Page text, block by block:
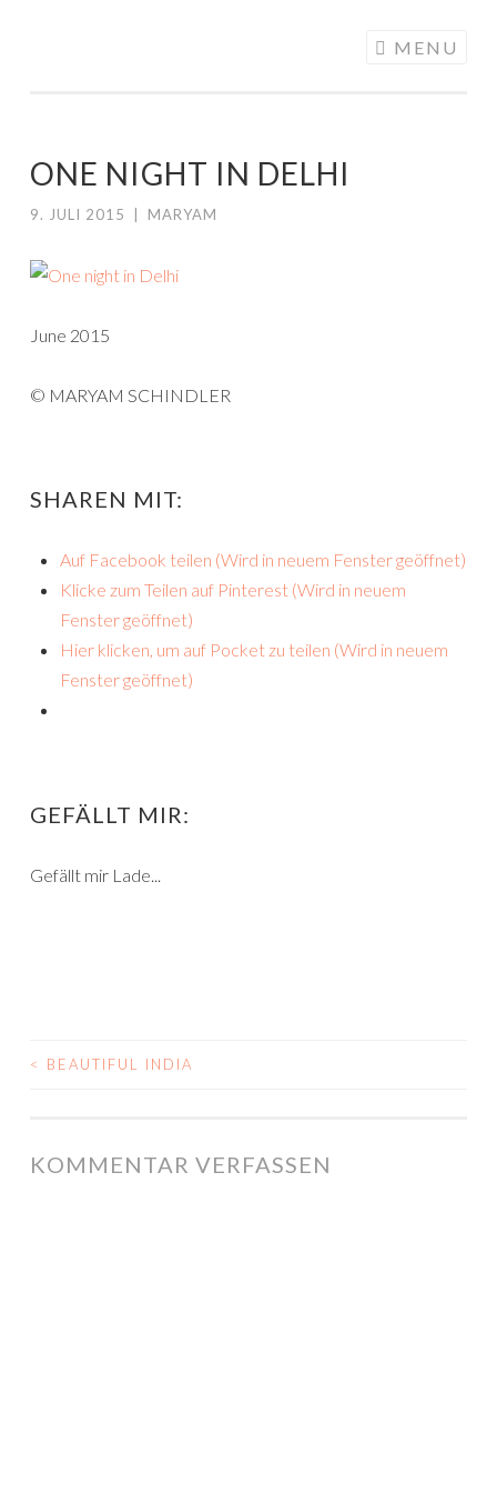
MENU
ONE NIGHT IN DELHI
9. JULI 2015 MARYAM
June 2015
© MARYAM SCHINDLER
SHAREN MIT:
Auf Facebook teilen (Wird in neuem Fenster geöffnet)
Klicke zum Teilen auf Pinterest (Wird in neuem
Fenster geöffnet)
Hier klicken, um auf Pocket zu teilen (Wird in neuem
Fenster geöffnet)
GEFÄLLT MIR:
Gefällt mir Lade...
< BEAUTIFUL INDIA
KOMMENTAR VERFASSEN